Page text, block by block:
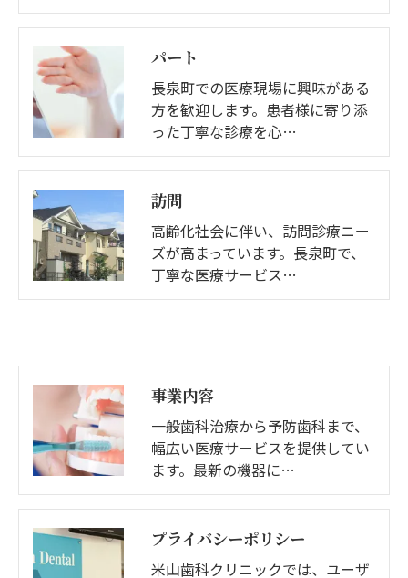
パート
長泉町での医療現場に興味がある
方を歓迎します。患者様に寄り添
った丁寧な診療を心…
訪問
高齢化社会に伴い、訪問診療ニー
ズが高まっています。長泉町で、
丁寧な医療サービス…
事業内容
一般歯科治療から予防歯科まで、
幅広い医療サービスを提供してい
ます。最新の機器に…
プライバシーポリシー
米山歯科クリニックでは、ユーザ